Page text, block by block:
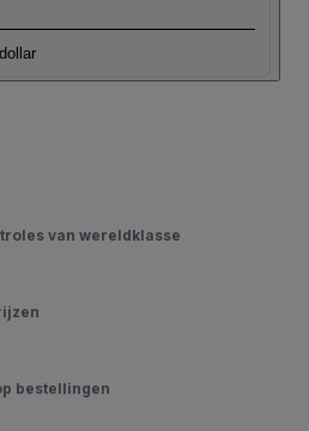
van wereldklasse
bestellingen